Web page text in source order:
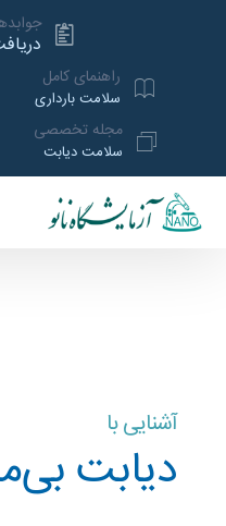
راهنمای کامل
سلامت بارداری
مجله تخصصی
سلامت دیابت
آشنایی با
دیابت